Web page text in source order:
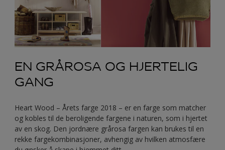
EN GRÅROSA OG HJERTELIG
GANG
Heart Wood – Årets farge 2018 – er en farge som matcher
og kobles til de beroligende fargene i naturen, som i hjertet
av en skog. Den jordnære grårosa fargen kan brukes til en
rekke fargekombinasjoner, avhengig av hvilken atmosfære